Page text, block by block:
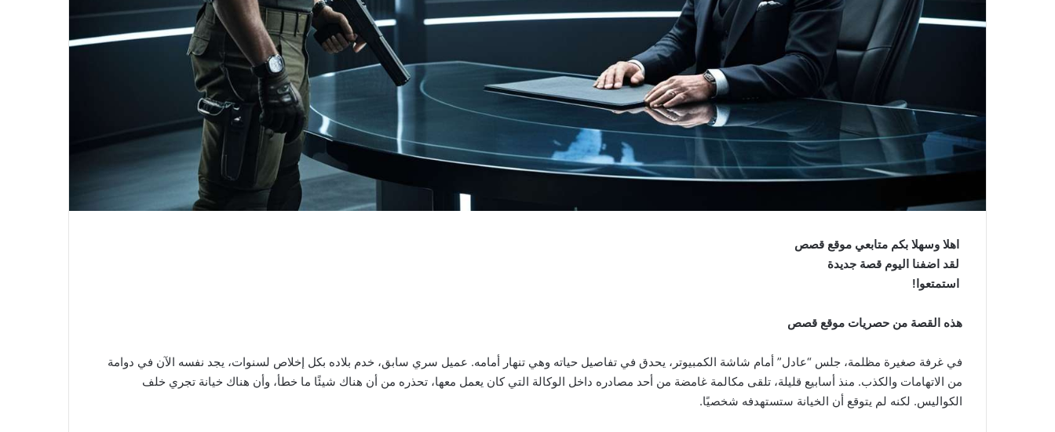
اهلا وسهلا بكم متابعي موقع قصص
لقد اضفنا اليوم قصة جديدة
استمتعوا!
هذه القصة من حصريات موقع قصص
في غرفة صغيرة مظلمة، جلس “عادل” أمام شاشة الكمبيوتر، يحدق في تفاصيل حياته وهي تنهار أمامه. عميل سري سابق، خدم بلاده بكل إخلاص لسنوات، يجد نفسه الآن في دوامة
من الاتهامات والكذب. منذ أسابيع قليلة، تلقى مكالمة غامضة من أحد مصادره داخل الوكالة التي كان يعمل معها، تحذره من أن هناك شيئًا ما خطأ، وأن هناك خيانة تجري خلف
الكواليس. لكنه لم يتوقع أن الخيانة ستستهدفه شخصيًا.